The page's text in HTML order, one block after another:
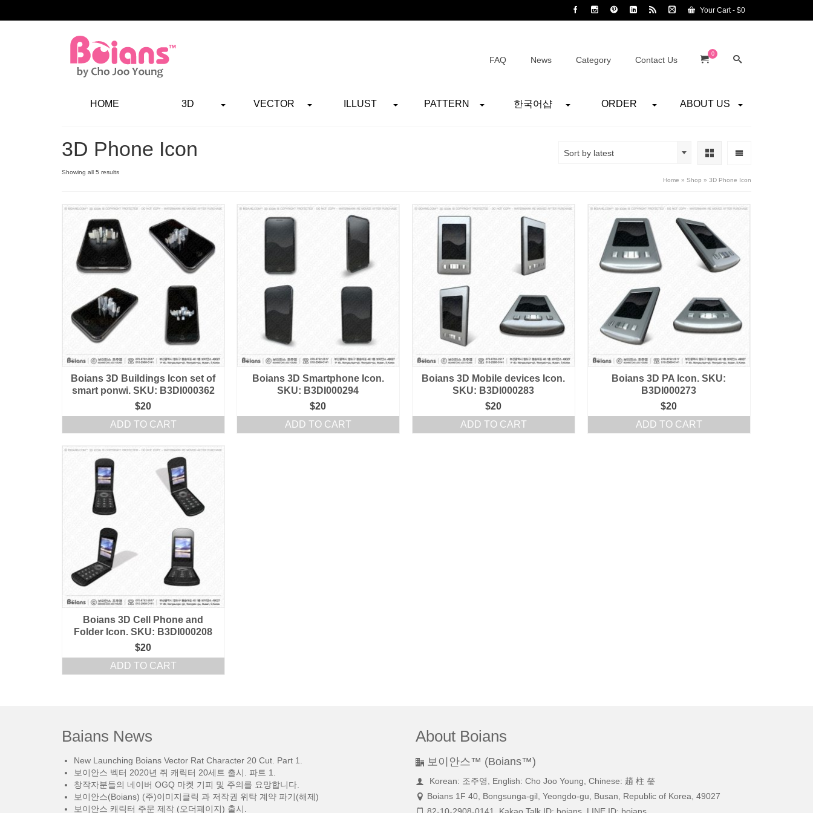
Your Cart- $0
FAQ News Category Contact Us
0
HOME 3D VECTOR ILLUST PATTERN 한국어샵 ORDER ABOUT US
3D Phone Icon
Showing all 5 results
Sort by latest
Home » Shop » 3D Phone Icon
Boians 3D Buildings Icon set of
smart ponwi. SKU: B3DI000362
$20
ADD TO CART
Boians 3D Smartphone Icon.
SKU: B3DI000294
$20
ADD TO CART
Boians 3D Mobile devices Icon.
SKU: B3DI000283
$20
ADD TO CART
Boians 3D PA Icon. SKU:
B3DI000273
$20
ADD TO CART
Boians 3D Cell Phone and
Folder Icon. SKU: B3DI000208
$20
ADD TO CART
Baians News
New Launching Boians Vector Rat Character 20 Cut. Part 1.
보이안스 벡터 2020년 쥐 캐릭터 20세트 출시. 파트 1.
창작자분들의 네이버 OGQ 마켓 기피 및 주의를 요망합니다.
보이안스(Boians) (주)이미지클릭 과 저작권 위탁 계약 파기(해제)
보이안스 캐릭터 주문 제작 (오더페이지) 출시.
About Boians
보이안스™ (Boians™)
Korean: 조주영, English: Cho Joo Young, Chinese: 趙 柱 瑩
Boians 1F 40, Bongsunga-gil, Yeongdo-gu, Busan, Republic of Korea, 49027
82-10-2908-0141, Kakao Talk ID: boians, LINE ID: boians